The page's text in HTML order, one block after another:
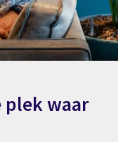
plek waar